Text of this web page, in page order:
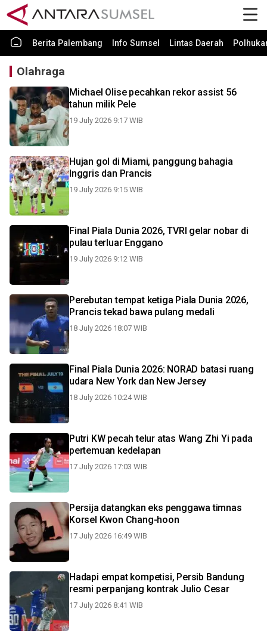
Berita Palembang Info Sumsel Lintas Daerah
Olahraga
Michael Olise pecahkan rekor assist 56
tahun milik Pele
19 July 2026 9:17 WIB
Hujan gol di Miami, panggung bahagia
Inggris dan Prancis
19 July 2026 9:15 WIB
Final Piala Dunia 2026, TVRI gelar nobar di
pulau terluar Enggano
19 July 2026 9:12 WIB
Perebutan tempat ketiga Piala Dunia 2026,
Prancis tekad bawa pulang medali
18 July 2026 18:07 WIB
Final Piala Dunia 2026: NORAD batasi ruang
udara New York dan New Jersey
18 July 2026 10:24 WIB
Putri KW pecah telur atas Wang Zhi Yi pada
pertemuan kedelapan
17 July 2026 17:03 WIB
Persija datangkan eks penggawa timnas
Korsel Kwon Chang-hoon
17 July 2026 16:49 WIB
Hadapi empat kompetisi, Persib Bandung
resmi perpanjang kontrak Julio Cesar
17 July 2026 8:41 WIB